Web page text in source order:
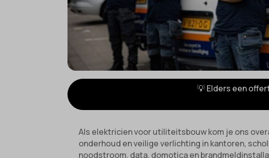
💡 Elders een
Als elektricien voor utiliteitsbouw kom je ons
onderhoud en veilige verlichting in kantoren,
noodstroom, data, domotica en